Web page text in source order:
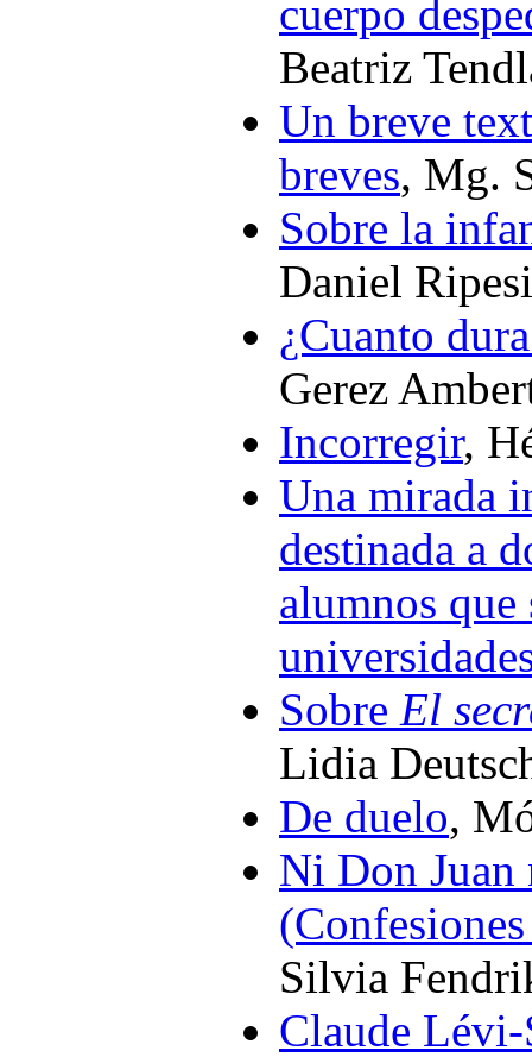
cuerpo
Beatriz
Un breve
breves, Mg.
Sobre la
Daniel Ripesi
¿Cuanto
Gerez
Incorregir,
Una mirada
destinada a
alumnos
Sobre El
Lidia
De duelo,
Ni Don Juan
Silvia
Claude Lévi-